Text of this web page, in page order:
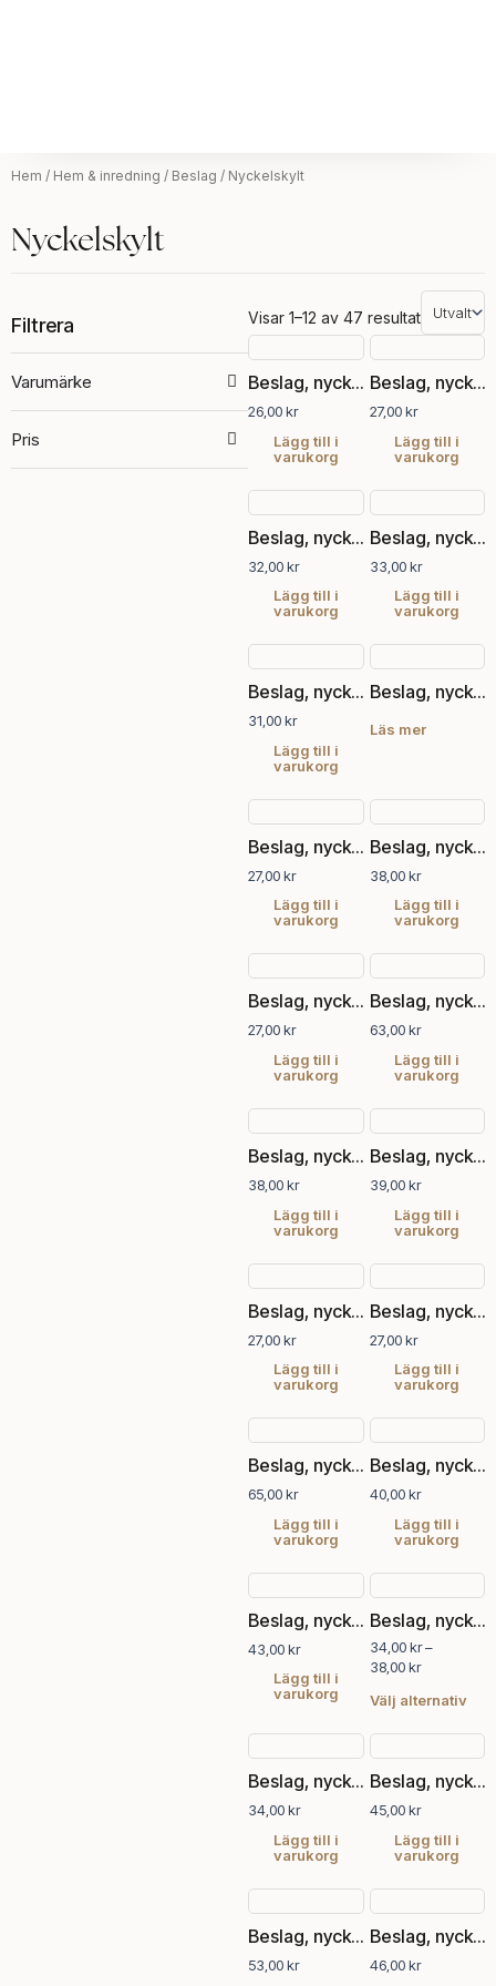
Hem / Hem & inredning / Beslag / Nyckelskylt
Nyckelskylt
Filtrera
Varumärke
Pris
Visar 1–12 av 47 resultat
Beslag, nyckelskylt
26,00kr
Lägg till i
varukorg
Beslag, nyckelskylt
27,00kr
Lägg till i
varukorg
Beslag, nyckelskylt
32,00kr
Lägg till i
varukorg
Beslag, nyckelskylt
33,00kr
Lägg till i
varukorg
Beslag, nyckelskylt
31,00kr
Lägg till i
varukorg
Beslag, nyckelskylt
Läs mer
Beslag, nyckelskylt
27,00kr
Lägg till i
varukorg
Beslag, nyckelskylt
38,00kr
Lägg till i
varukorg
Beslag, nyckelskylt
27,00kr
Lägg till i
varukorg
Beslag, nyckelskylt
63,00kr
Lägg till i
varukorg
Beslag, nyckelskylt
38,00kr
Lägg till i
varukorg
Beslag, nyckelskylt
39,00kr
Lägg till i
varukorg
Beslag, nyckelskylt
27,00kr
Lägg till i
varukorg
Beslag, nyckelskylt
27,00kr
Lägg till i
varukorg
Beslag, nyckelskylt
65,00kr
Lägg till i
varukorg
Beslag, nyckelskylt
40,00kr
Lägg till i
varukorg
Beslag, nyckelskylt
43,00kr
Lägg till i
varukorg
Beslag, nyckelskylt
34,00kr –
38,00kr
Prisintervall:
34,00 kr
till
38,00 kr
Välj alternativ
kan
Beslag, nyckelskylt
34,00kr
Lägg till i
varukorg
Beslag, nyckelskylt
45,00kr
Lägg till i
varukorg
Beslag, nyckelskylt
53,00kr
Beslag, nyckelskylt
46,00kr